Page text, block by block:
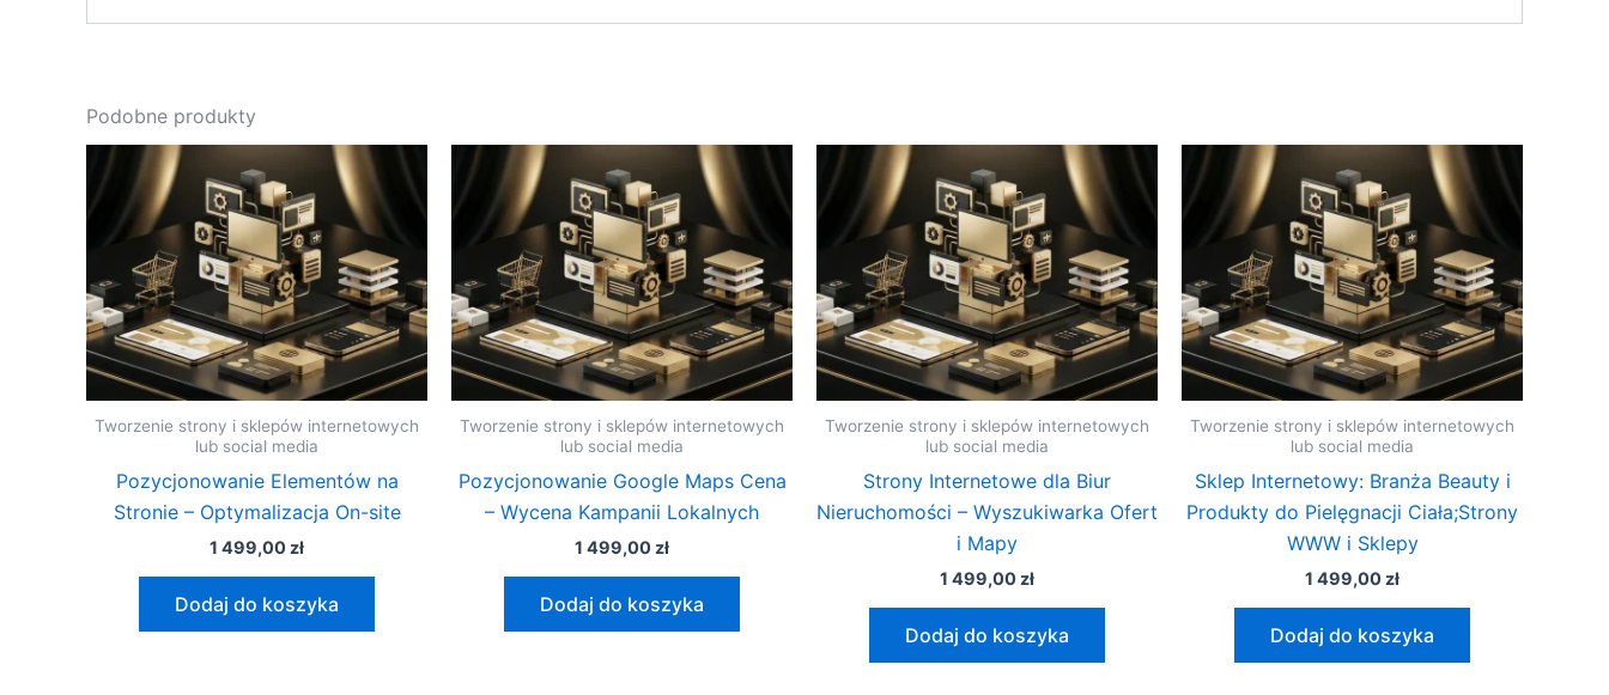
Podobne produkty
Tworzenie strony i sklepów internetowych
lub social media
Pozycjonowanie Elementów na
Stronie – Optymalizacja On-site
1 499,00 zł
Dodaj do koszyka
Tworzenie strony i sklepów internetowych
lub social media
Pozycjonowanie Google Maps Cena
– Wycena Kampanii Lokalnych
1 499,00 zł
Dodaj do koszyka
Tworzenie strony i sklepów internetowych
lub social media
Strony Internetowe dla Biur
Nieruchomości – Wyszukiwarka Ofert
i Mapy
1 499,00 zł
Dodaj do koszyka
Tworzenie strony i sklepów internetowych
lub social media
Sklep Internetowy: Branża Beauty i
Produkty do Pielęgnacji Ciała;Strony
WWW i Sklepy
1 499,00 zł
Dodaj do koszyka